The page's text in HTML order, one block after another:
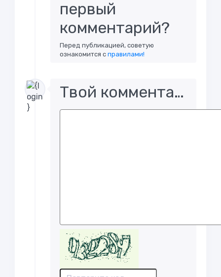
первый
комментарий?
Перед публикацией, советую
ознакомится справилами!
Твой комментарий..